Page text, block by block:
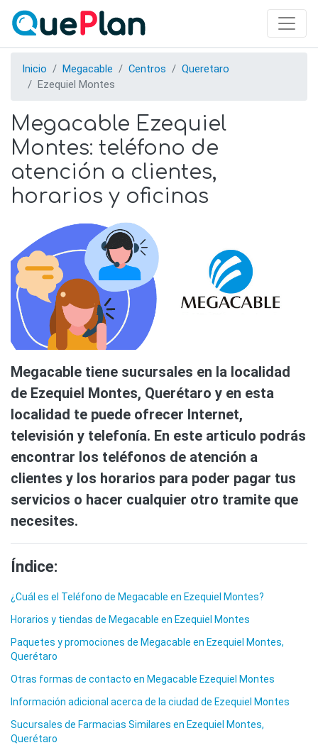
Inicio Megacable Centros
Queretaro
Ezequiel Montes
Megacable Ezequiel
Montes: teléfono de
atención a clientes,
horarios y oficinas
Megacable tiene sucursales en la localidad
de Ezequiel Montes, Querétaro y en esta
localidad te puede ofrecer Internet,
televisión y telefonía. En este articulo podrás
encontrar los teléfonos de atención a
clientes y los horarios para poder pagar tus
servicios o hacer cualquier otro tramite que
necesites.
Índice:
¿Cuál es el Teléfono de Megacable en Ezequiel Montes?
Horarios y tiendas de Megacable en Ezequiel Montes
Paquetes y promociones de Megacable en Ezequiel Montes,
Querétaro
Otras formas de contacto en Megacable Ezequiel Montes
Información adicional acerca de la ciudad de Ezequiel Montes
Sucursales de Farmacias Similares en Ezequiel Montes,
Querétaro